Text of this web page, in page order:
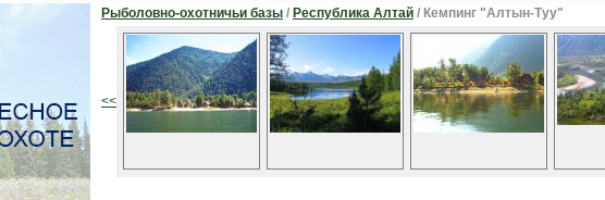
Рыболовно-охотничьи базы / Республика Алтай / Кемпинг "Алтын-Туу"
<<